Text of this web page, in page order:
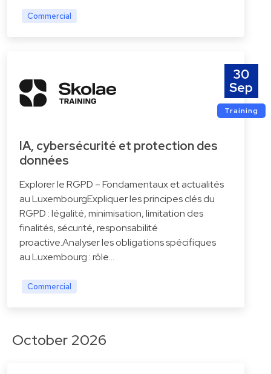
Commercial
30
Sep
Training
IA, cybersécurité et protection des
données
Explorer le RGPD – Fondamentaux et actualités
au LuxembourgExpliquer les principes clés du
RGPD : légalité, minimisation, limitation des
finalités, sécurité, responsabilité
proactive.Analyser les obligations spécifiques
au Luxembourg : rôle…
Commercial
October 2026